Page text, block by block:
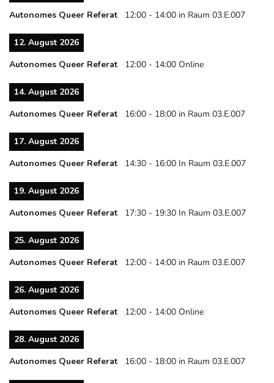
Autonomes Queer Referat
12:00 - 14:00 in Raum 03.E.007
12. August 2026
Autonomes Queer Referat
12:00 - 14:00 Online
14. August 2026
Autonomes Queer Referat
16:00 - 18:00 in Raum 03.E.007
17. August 2026
Autonomes Queer Referat
14:30 - 16:00 In Raum 03.E.007
19. August 2026
Autonomes Queer Referat
17:30 - 19:30 In Raum 03.E.007
25. August 2026
Autonomes Queer Referat
12:00 - 14:00 in Raum 03.E.007
26. August 2026
Autonomes Queer Referat
12:00 - 14:00 Online
28. August 2026
Autonomes Queer Referat
16:00 - 18:00 in Raum 03.E.007